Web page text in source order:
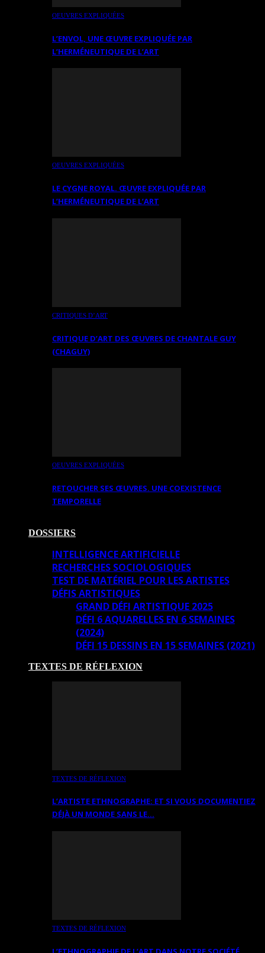
OEUVRES EXPLIQUÉES
L’ENVOL, UNE ŒUVRE EXPLIQUÉE PAR
L’HERMÉNEUTIQUE DE L’ART
OEUVRES EXPLIQUÉES
LE CYGNE ROYAL. ŒUVRE EXPLIQUÉE PAR
L’HERMÉNEUTIQUE DE L’ART
CRITIQUES D’ART
CRITIQUE D’ART DES ŒUVRES DE CHANTALE GUY
(CHAGUY)
OEUVRES EXPLIQUÉES
RETOUCHER SES ŒUVRES. UNE COEXISTENCE
TEMPORELLE
DOSSIERS
INTELLIGENCE ARTIFICIELLE
RECHERCHES SOCIOLOGIQUES
TEST DE MATÉRIEL POUR LES ARTISTES
DÉFIS ARTISTIQUES
GRAND DÉFI ARTISTIQUE 2025
DÉFI 6 AQUARELLES EN 6 SEMAINES
(2024)
DÉFI 15 DESSINS EN 15 SEMAINES (2021)
TEXTES DE RÉFLEXION
TEXTES DE RÉFLEXION
L’ARTISTE ETHNOGRAPHE: ET SI VOUS DOCUMENTIEZ
DÉJÀ UN MONDE SANS LE…
TEXTES DE RÉFLEXION